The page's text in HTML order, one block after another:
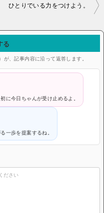
ひとりでいる力をつけよう。
る
、記事内容に沿って返答します。
に今日ちゃんが受け止めるよ。
一歩を提案するね。